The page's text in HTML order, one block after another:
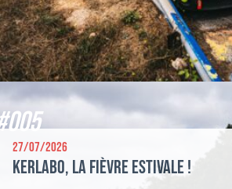
27/07/2026
Kerlabo, la fièvre estivale !